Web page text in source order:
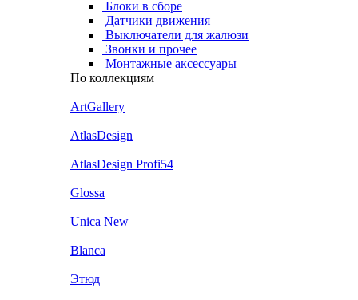
Блоки в сборе
Датчики движения
Выключатели для жалюзи
Звонки и прочее
Монтажные аксессуары
По коллекциям
ArtGallery
AtlasDesign
AtlasDesign Profi54
Glossa
Unica New
Blanca
Этюд